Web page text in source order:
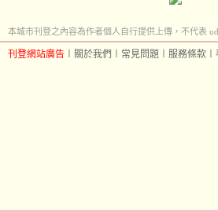
本城市刊登之內容為作者個人自行提供上傳，不代表
刊登網站廣告 關於我們 常見問題 服務條款